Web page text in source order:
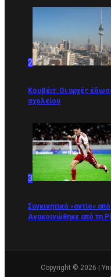
2
Κουβέιτ: Οι αρχές
σχολείου
3
Συγκινητικό «αντίο»
Ανακοινώθηκε από τη
Copyright © 2026 |